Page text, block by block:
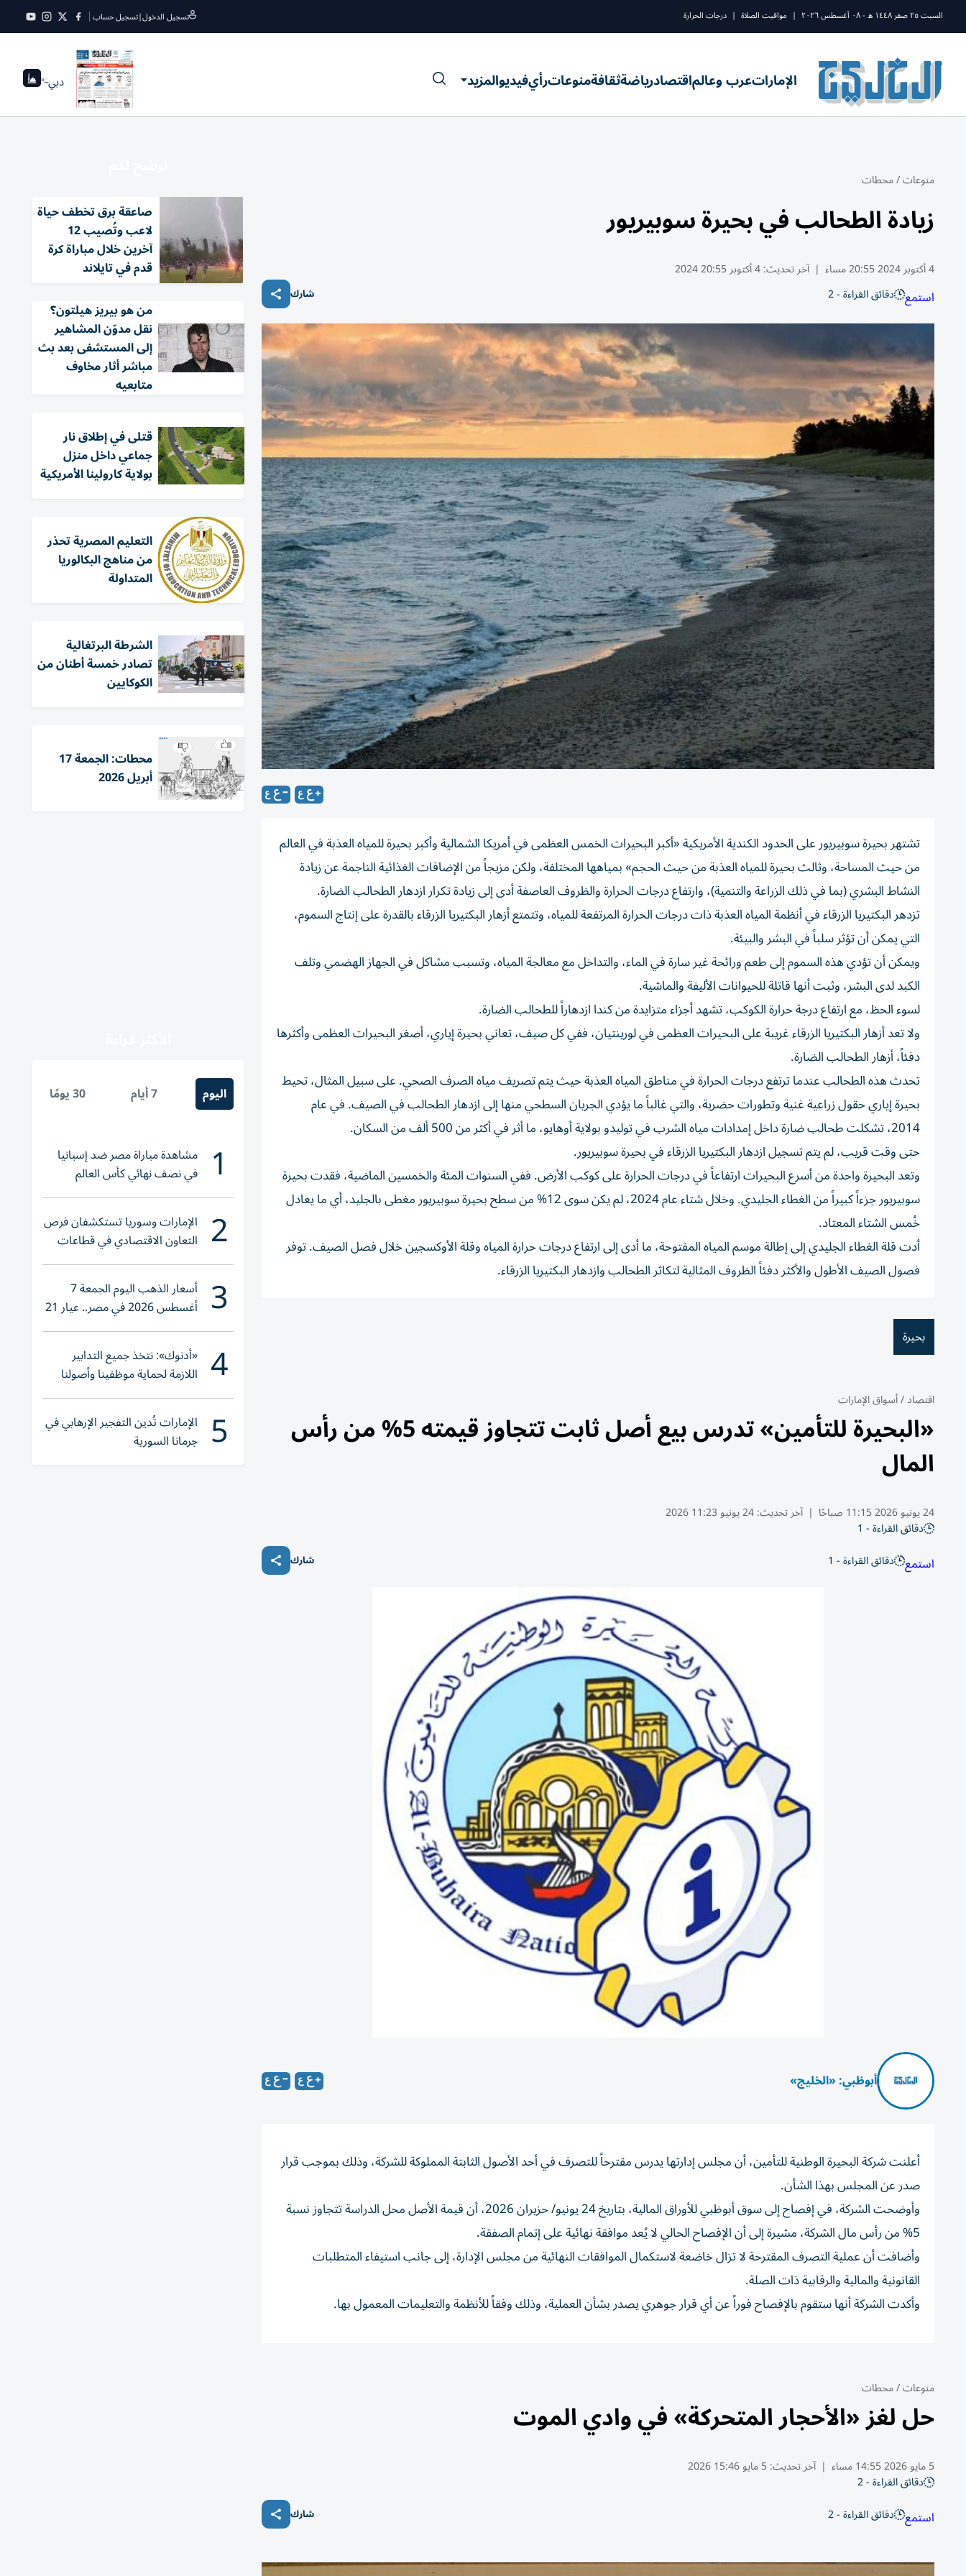
السبت ٢٥ صفر ١٤٤٨ ه - ٠٨ أغسطس ٢٠٢٦ | مواقيت الصلاة | درجات الحرارة تسجيل الدخول|تسجيل حساب
الإماراتعرب وعالماقتصادرياضةثقافةمنوعاترأيفيديوالمزيد دبي--°
منوعات/محطات
زيادة الطحالب في بحيرة سوبيريور
4 أكتوبر 2024 20:55 مساء | آخر تحديث:4 أكتوبر 20:55 2024
استمع دقائق القراءة - 2 شارك
تشتهر بحيرة سوبيريور على الحدود الكندية الأمريكية «أكبر البحيرات الخمس العظمى في أمريكا الشمالية وأكبر بحيرة للمياه العذبة في العالم
من حيث المساحة، وثالث بحيرة للمياه العذبة من حيث الحجم» بمياهها المختلفة، ولكن مزيجاً من الإضافات الغذائية الناجمة عن زيادة
النشاط البشري (بما في ذلك الزراعة والتنمية)، وارتفاع درجات الحرارة والظروف العاصفة أدى إلى زيادة تكرار ازدهار الطحالب الضارة.
تزدهر البكتيريا الزرقاء في أنظمة المياه العذبة ذات درجات الحرارة المرتفعة للمياه، وتتمتع أزهار البكتيريا الزرقاء بالقدرة على إنتاج السموم،
التي يمكن أن تؤثر سلباً في البشر والبيئة.
ويمكن أن تؤدي هذه السموم إلى طعم ورائحة غير سارة في الماء، والتداخل مع معالجة المياه، وتسبب مشاكل في الجهاز الهضمي وتلف
الكبد لدى البشر، وثبت أنها قاتلة للحيوانات الأليفة والماشية.
لسوء الحظ، مع ارتفاع درجة حرارة الكوكب، تشهد أجزاء متزايدة من كندا ازدهاراً للطحالب الضارة.
ولا تعد أزهار البكتيريا الزرقاء غريبة على البحيرات العظمى في لورينتيان، ففي كل صيف، تعاني بحيرة إياري، أصغر البحيرات العظمى وأكثرها
دفئاً، أزهار الطحالب الضارة.
تحدث هذه الطحالب عندما ترتفع درجات الحرارة في مناطق المياه العذبة حيث يتم تصريف مياه الصرف الصحي. على سبيل المثال، تحيط
بحيرة إياري حقول زراعية غنية وتطورات حضرية، والتي غالباً ما يؤدي الجريان السطحي منها إلى ازدهار الطحالب في الصيف. في عام
2014، تشكلت طحالب ضارة داخل إمدادات مياه الشرب في توليدو بولاية أوهايو، ما أثر في أكثر من 500 ألف من السكان.
حتى وقت قريب، لم يتم تسجيل ازدهار البكتيريا الزرقاء في بحيرة سوبيريور.
وتعد البحيرة واحدة من أسرع البحيرات ارتفاعاً في درجات الحرارة على كوكب الأرض. ففي السنوات المئة والخمسين الماضية، فقدت بحيرة
سوبيريور جزءاً كبيراً من الغطاء الجليدي. وخلال شتاء عام 2024، لم يكن سوى 12% من سطح بحيرة سوبيريور مغطى بالجليد، أي ما يعادل
خُمس الشتاء المعتاد.
أدت قلة الغطاء الجليدي إلى إطالة موسم المياه المفتوحة، ما أدى إلى ارتفاع درجات حرارة المياه وقلة الأوكسجين خلال فصل الصيف. توفر
فصول الصيف الأطول والأكثر دفئاً الظروف المثالية لتكاثر الطحالب وازدهار البكتيريا الزرقاء.
بحيرة
اقتصاد/أسواق الإمارات
«البحيرة للتأمين» تدرس بيع أصل ثابت تتجاوز قيمته 5% من رأس
المال
24 يونيو 2026 11:15 صباحًا | آخر تحديث:24 يونيو 11:23 2026
دقائق القراءة - 1
استمع دقائق القراءة - 1 شارك
أبوظبي: «الخليج»
أعلنت شركة البحيرة الوطنية للتأمين، أن مجلس إدارتها يدرس مقترحاً للتصرف في أحد الأصول الثابتة المملوكة للشركة، وذلك بموجب قرار
صدر عن المجلس بهذا الشأن.
وأوضحت الشركة، في إفصاح إلى سوق أبوظبي للأوراق المالية، بتاريخ 24 يونيو/ حزيران 2026، أن قيمة الأصل محل الدراسة تتجاوز نسبة
5% من رأس مال الشركة، مشيرة إلى أن الإفصاح الحالي لا يُعد موافقة نهائية على إتمام الصفقة.
وأضافت أن عملية التصرف المقترحة لا تزال خاضعة لاستكمال الموافقات النهائية من مجلس الإدارة، إلى جانب استيفاء المتطلبات
القانونية والمالية والرقابية ذات الصلة.
وأكدت الشركة أنها ستقوم بالإفصاح فوراً عن أي قرار جوهري يصدر بشأن العملية، وذلك وفقاً للأنظمة والتعليمات المعمول بها.
منوعات/محطات
حل لغز «الأحجار المتحركة» في وادي الموت
5 مايو 2026 14:55 مساء | آخر تحديث:5 مايو 15:46 2026
دقائق القراءة - 2
استمع دقائق القراءة - 2 شارك
صاعقة برق تخطف حياة
لاعب وتُصيب 12
آخرين خلال مباراة كرة
قدم في تايلاند
من هو بيريز هيلتون؟
نقل مدوّن المشاهير
إلى المستشفى بعد بث
مباشر أثار مخاوف
متابعيه
قتلى في إطلاق نار
جماعي داخل منزل
بولاية كارولينا الأمريكية
التعليم المصرية تحذر
من مناهج البكالوريا
المتداولة
الشرطة البرتغالية
تصادر خمسة أطنان من
الكوكايين
محطات: الجمعة 17
أبريل 2026
اليوم 7 أيام 30 يومًا
1 مشاهدة مباراة مصر ضد إسبانيا
في نصف نهائي كأس العالم
لناشئات اليد 2026
2 الإمارات وسوريا تستكشفان فرص
التعاون الاقتصادي في قطاعات
حيوية
3 أسعار الذهب اليوم الجمعة 7
أغسطس 2026 في مصر.. عيار 21
يقترب من هذا الرقم
4 «أدنوك»: نتخذ جميع التدابير
اللازمة لحماية موظفينا وأصولنا
وعملياتنا
5 الإمارات تُدين التفجير الإرهابي في
جرمانا السورية